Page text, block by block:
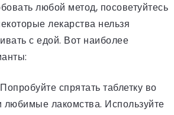
любой метод, посоветуйтесь
лекарства нельзя
с едой. Вот наиболее
спрятать таблетку во
лакомства. Используйте